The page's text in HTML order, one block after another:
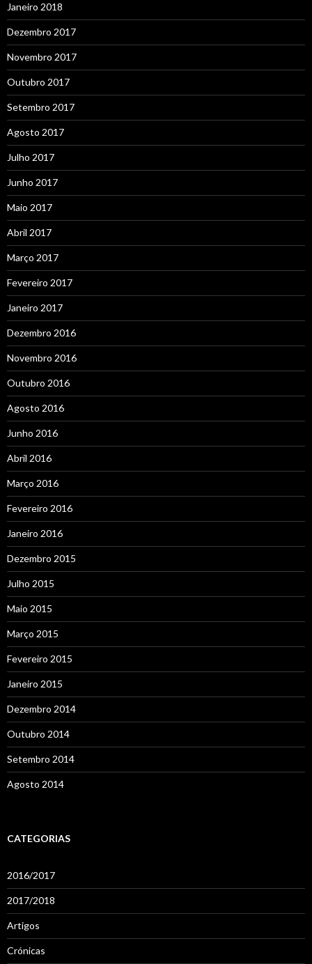
Janeiro 2018
Dezembro 2017
Novembro 2017
Outubro 2017
Setembro 2017
Agosto 2017
Julho 2017
Junho 2017
Maio 2017
Abril 2017
Março 2017
Fevereiro 2017
Janeiro 2017
Dezembro 2016
Novembro 2016
Outubro 2016
Agosto 2016
Junho 2016
Abril 2016
Março 2016
Fevereiro 2016
Janeiro 2016
Dezembro 2015
Julho 2015
Maio 2015
Março 2015
Fevereiro 2015
Janeiro 2015
Dezembro 2014
Outubro 2014
Setembro 2014
Agosto 2014
CATEGORIAS
2016/2017
2017/2018
Artigos
Crónicas